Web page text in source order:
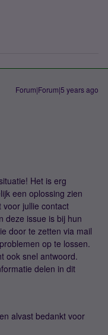
Forum|Forum|5 years ago
Het is erg
een oplossing zien
jullie contact
deze issue is bij hun
door te zetten via mail
op te lossen.
ook snel antwoord.
delen in dit
alvast bedankt voor